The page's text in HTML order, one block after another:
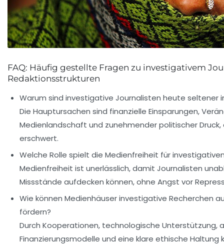
FAQ: Häufig gestellte Fragen zu investigativem
Redaktionsstrukturen
Warum sind investigative Journalisten heute seltener
Die Hauptursachen sind finanzielle Einsparungen,
Medienlandschaft und zunehmender politischer
erschwert.
Welche Rolle spielt die Medienfreiheit für
Medienfreiheit ist unerlässlich, damit Journalisten
Missstände aufdecken können, ohne Angst vor
Wie können Medienhäuser investigative Recherchen
fördern?
Durch Kooperationen, technologische Unterstützung,
Finanzierungsmodelle und eine klare ethische